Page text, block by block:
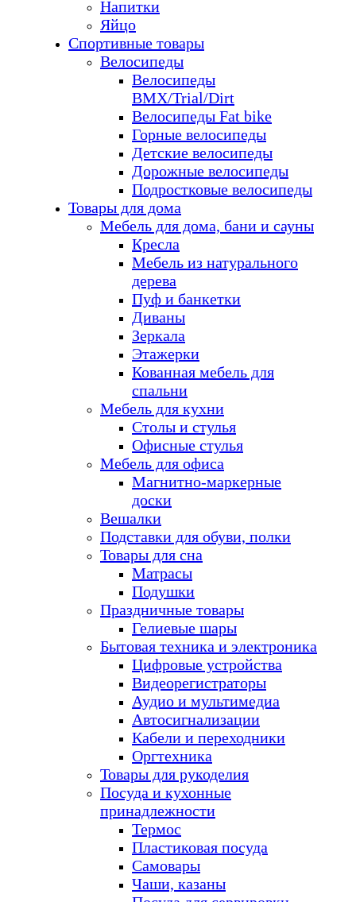
Напитки
Яйцо
Спортивные товары
Велосипеды
Велосипеды
BMX/Trial/Dirt
Велосипеды Fat bike
Горные велосипеды
Детские велосипеды
Дорожные велосипеды
Подростковые велосипеды
Товары для дома
Мебель для дома, бани и сауны
Кресла
Мебель из натурального
дерева
Пуф и банкетки
Диваны
Зеркала
Этажерки
Кованная мебель для
спальни
Мебель для кухни
Столы и стулья
Офисные стулья
Мебель для офиса
Магнитно-маркерные
доски
Вешалки
Подставки для обуви, полки
Товары для сна
Матрасы
Подушки
Праздничные товары
Гелиевые шары
Бытовая техника и электроника
Цифровые устройства
Видеорегистраторы
Аудио и мультимедиа
Автосигнализации
Кабели и переходники
Оргтехника
Товары для рукоделия
Посуда и кухонные
принадлежности
Термос
Пластиковая посуда
Самовары
Чаши, казаны